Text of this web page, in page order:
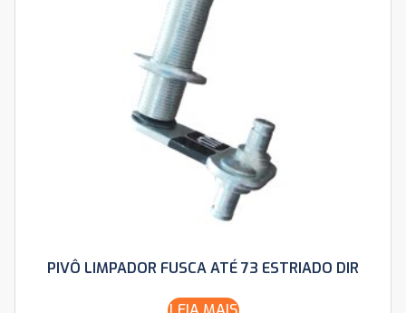
PIVÔ LIMPADOR FUSCA ATÉ 73 ESTRIADO DIR